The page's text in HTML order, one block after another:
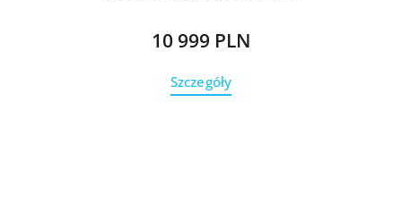
10 999 PLN
Szczegóły